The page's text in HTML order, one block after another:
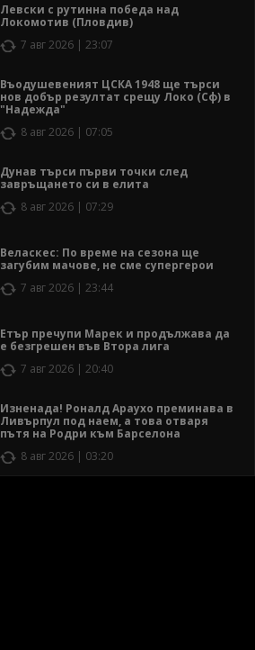
Левски с рутинна победа над
Локомотив (Пловдив)
7 авг 2026 | 23:07
Въодушевеният ЦСКА 1948 ще търси
нов добър резултат срещу Локо (Сф) в
"Надежда"
8 авг 2026 | 07:05
Дунав търси първи точки след
завръщането си в елита
8 авг 2026 | 07:29
Веласкес: По време на сезона ще
загубим мачове, не сме супергерои
7 авг 2026 | 23:44
Етър пречупи Марек и продължава да
е безгрешен във Втора лига
7 авг 2026 | 20:40
Изненада! Роналд Араухо преминава в
Ливърпул под наем, а това отваря
пътя на Родри към Барселона
8 авг 2026 | 03:20